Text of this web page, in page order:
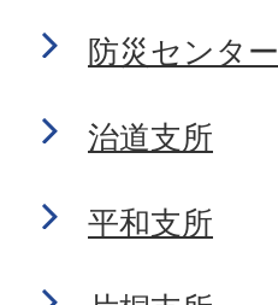
防災センター
治道支所
平和支所